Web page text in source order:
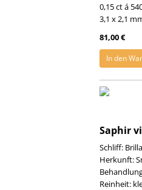
0,15 ct á
3,1 x 2,1
81,00 €
In den
Saphir
Schliff:
Herkunft:
Reinheit: